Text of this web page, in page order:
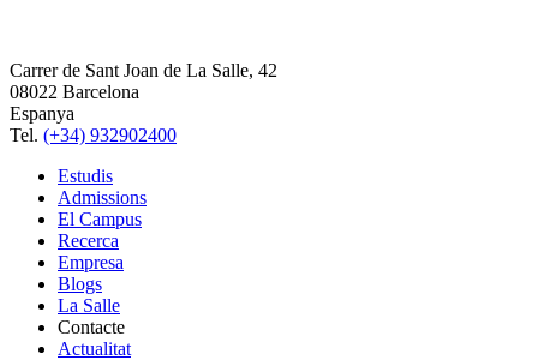
Carrer de Sant Joan de La Salle, 42
08022 Barcelona
Espanya
Tel. (+34) 932902400
Estudis
Admissions
El Campus
Recerca
Empresa
Blogs
La Salle
Contacte
Actualitat